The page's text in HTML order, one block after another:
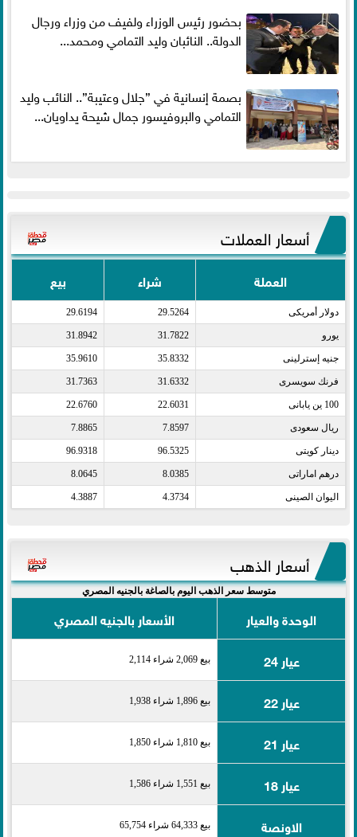
بحضور رئيس الوزراء ولفيف من وزراء ورجال
الدولة.. النائبان وليد التمامي ومحمد...
بصمة إنسانية في ”جلال وعتيبة”.. النائب وليد
التمامي والبروفيسور جمال شيحة يداويان...
أسعار العملات
العملة شراء بيع
دولار أمريكى​ 29.5264
29.6194
يورو​ 31.7822
31.8942
جنيه إسترلينى​ 35.8332
35.9610
فرنك سويسرى​ 31.6332
31.7363
100 ين يابانى​ 22.6031
22.6760
ريال سعودى​ 7.8597
7.8865
دينار كويتى​ 96.5325
96.9318
درهم اماراتى​ 8.0385
8.0645
اليوان الصينى​ 4.3734
4.3887
أسعار الذهب
متوسط سعر الذهب اليوم بالصاغة بالجنيه المصري
الوحدة والعيار
الأسعار بالجنيه المصري
عيار 24
بيع 2,069 شراء 2,114
عيار 22 بيع 1,896 شراء 1,938
عيار 21 بيع 1,810 شراء 1,850
عيار 18 بيع 1,551 شراء 1,586
الاونصة بيع 64,333 شراء 65,754